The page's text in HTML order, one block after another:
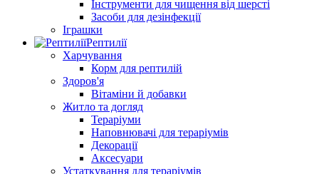
Інструменти для чищення від шерсті
Засоби для дезінфекції
Іграшки
Рептилії
Харчування
Корм для рептилій
Здоров'я
Вітаміни й добавки
Житло та догляд
Тераріуми
Наповнювачі для тераріумів
Декорації
Аксесуари
Устаткування для тераріумів